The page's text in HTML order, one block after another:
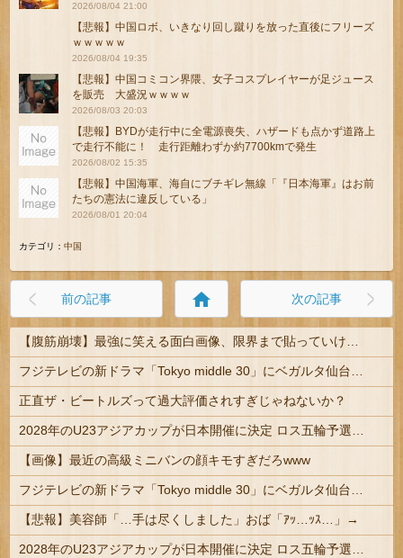
2026/08/04 21:00
【悲報】中国ロボ、いきなり回し蹴りを放った直後にフリーズ
ｗｗｗｗｗ
2026/08/04 19:35
【悲報】中国コミコン界隈、女子コスプレイヤーが足ジュース
を販売 大盛況ｗｗｗｗ
2026/08/03 20:03
【悲報】BYDが走行中に全電源喪失、ハザードも点かず道路上
で走行不能に！ 走行距離わずか約7700kmで発生
2026/08/02 15:35
【悲報】中国海軍、海自にブチギレ無線「『日本海軍』はお前
たちの憲法に違反している」
2026/08/01 20:04
カテゴリ：中国
前の記事 home 次の記事
正直ザ・ビートルズって過大評価されすぎじゃねないか？
【画像】最近の高級ミニバンの顔キモすぎだろwww
【悲報】美容師「…手は尽くしました」おば「ｱｯ…ｯｽ…」→